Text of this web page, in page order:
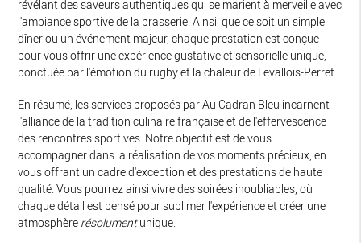
révélant des saveurs authentiques qui se marient à merveille avec
l'ambiance sportive de la brasserie. Ainsi, que ce soit un simple
dîner ou un événement majeur, chaque prestation est conçue
pour vous offrir une expérience gustative et sensorielle unique,
ponctuée par l'émotion du rugby et la chaleur de Levallois-Perret.
En résumé, les services proposés par Au Cadran Bleu incarnent
l'alliance de la tradition culinaire française et de l'effervescence
des rencontres sportives. Notre objectif est de vous
accompagner dans la réalisation de vos moments précieux, en
vous offrant un cadre d'exception et des prestations de haute
qualité. Vous pourrez ainsi vivre des soirées inoubliables, où
chaque détail est pensé pour sublimer l'expérience et créer une
atmosphère résolumentunique.